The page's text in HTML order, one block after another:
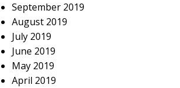
September 2019
August 2019
July 2019
June 2019
May 2019
April 2019